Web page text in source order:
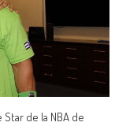
de la NBA de